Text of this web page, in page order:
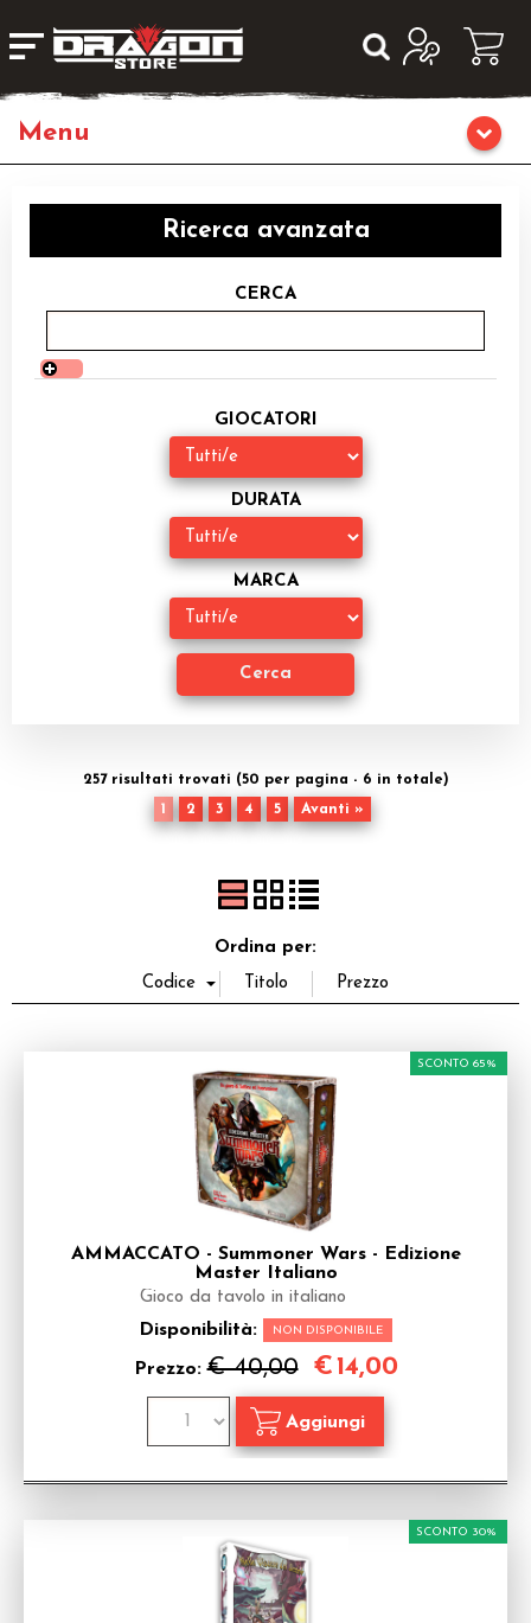
Giochi di Ruolo
Librigame
Editoria
Giochi di Carte Collezionabili
Ricerca avanzata
CERCA
GIOCATORI
DURATA
MARCA
257 risultati trovati (50 per pagina - 6 in totale)
1
2 3 4 5 Avanti »
Ordina per:
AMMACCATO - Summoner Wars - Edizione
Master Italiano
Gioco da tavolo in italiano
Disponibilità: NON DISPONIBILE
Prezzo:€ 40,00
SCONTO 65%
€14,00
SCONTO 30%